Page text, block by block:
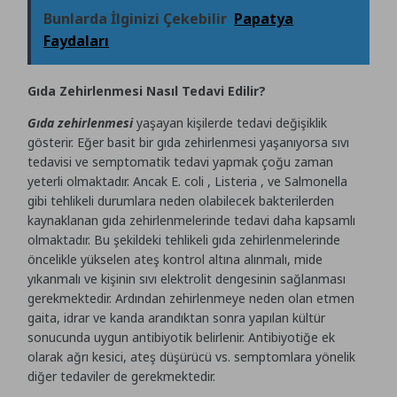
Bunlarda İlginizi Çekebilir Papatya
Faydaları
Gıda Zehirlenmesi Nasıl Tedavi Edilir?
Gıda zehirlenmesiyaşayan kişilerde tedavi değişiklik
gösterir. Eğer basit bir gıda zehirlenmesi yaşanıyorsa sıvı
tedavisi ve semptomatik tedavi yapmak çoğu zaman
yeterli olmaktadır. Ancak E. coli , Listeria , ve Salmonella
gibi tehlikeli durumlara neden olabilecek bakterilerden
kaynaklanan gıda zehirlenmelerinde tedavi daha kapsamlı
olmaktadır. Bu şekildeki tehlikeli gıda zehirlenmelerinde
öncelikle yükselen ateş kontrol altına alınmalı, mide
yıkanmalı ve kişinin sıvı elektrolit dengesinin sağlanması
gerekmektedir. Ardından zehirlenmeye neden olan etmen
gaita, idrar ve kanda arandıktan sonra yapılan kültür
sonucunda uygun antibiyotik belirlenir. Antibiyotiğe ek
olarak ağrı kesici, ateş düşürücü vs. semptomlara yönelik
diğer tedaviler de gerekmektedir.